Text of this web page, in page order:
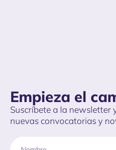
Empieza el
Suscríbete a la newsletter
nuevas convocatorias y